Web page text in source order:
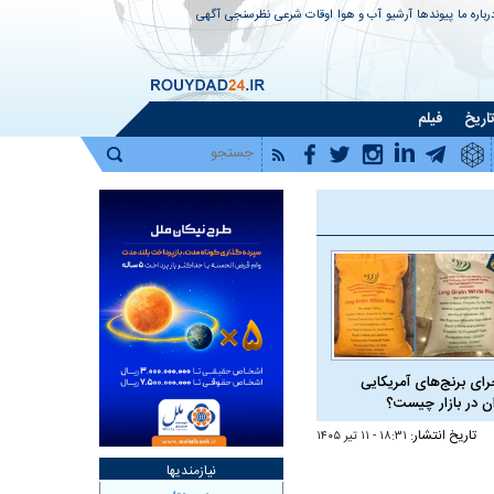
ما پیوندها آرشیو آب و هوا اوقات شرعی نظرسنجی آگهی
تاریخ فیلم
برنج‌های آمریکایی
در بازار چیست؟
تاریخ انتشار: ۱۸:۳۱ - ۱۱ تير ۱۴۰۵
نیازمندیها